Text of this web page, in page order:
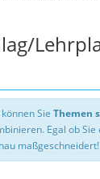
Sie Themen
Egal ob
maßgeschneidert!